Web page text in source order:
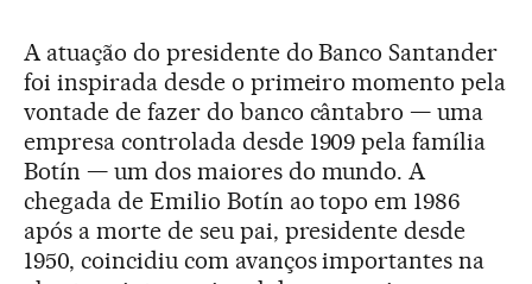
A atuação do presidente do Banco Santander
foi inspirada desde o primeiro momento pela
vontade de fazer do banco cântabro — uma
empresa controlada desde 1909 pela família
Botín — um dos maiores do mundo. A
chegada de Emilio Botín ao topo em 1986
após a morte de seu pai, presidente desde
1950, coincidiu com avanços importantes na